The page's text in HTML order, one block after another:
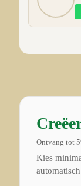
Ontvang tot
Kies